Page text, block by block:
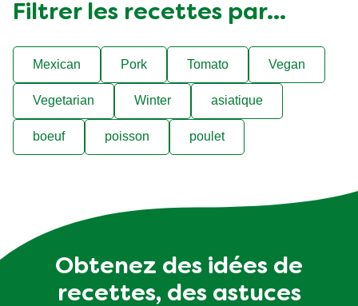
Filtrer les recettes par...
Mexican Pork Tomato Vegan
Vegetarian Winter asiatique
boeuf poisson poulet
Obtenez des idées de
recettes, des astuces